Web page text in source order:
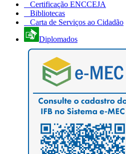
Certificação ENCCEJA
Bibliotecas
Carta de Serviços ao Cidadão
Diplomados